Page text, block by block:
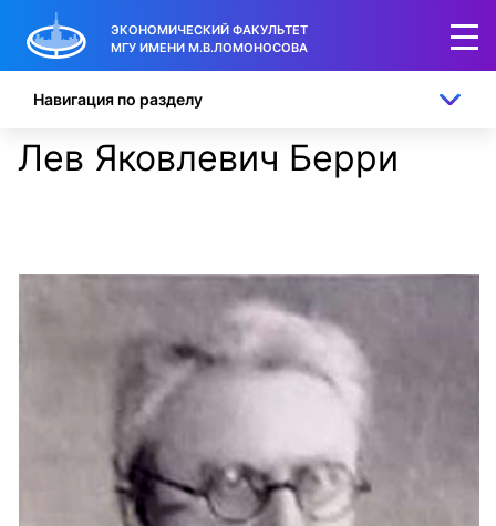
ЭКОНОМИЧЕСКИЙ ФАКУЛЬТЕТ
МГУ ИМЕНИ М.В.ЛОМОНОСОВА
Лев Яковлевич Берри
Навигация по разделу